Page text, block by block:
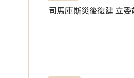
司馬庫斯災後復建 立